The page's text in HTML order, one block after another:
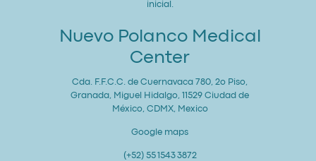
inicial.
Nuevo Polanco Medical
Center
Cda. F.F.C.C. de Cuernavaca 780, 2o Piso,
Granada, Miguel Hidalgo, 11529 Ciudad de
México, CDMX, Mexico
Google maps
(+52) 55 1543 3872